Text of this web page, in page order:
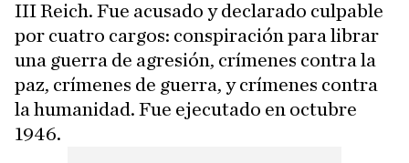
III Reich. Fue acusado y declarado culpable
por cuatro cargos: conspiración para librar
una guerra de agresión, crímenes contra la
paz, crímenes de guerra, y crímenes contra
la humanidad. Fue ejecutado en octubre
1946.